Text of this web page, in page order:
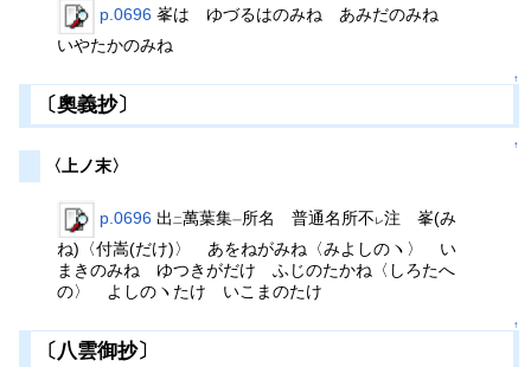
p.0696 峯は ゆづるはのみね あみだのみね
いやたかのみね
↑
〔奧義抄〕
↑
〈上ノ末〉
p.0696 出 二萬葉集一所名 普通名所不 レ注 峯(み
ね)〈付嵩(だけ)〉 あをねがみね〈みよしのヽ〉 い
まきのみね ゆつきがだけ ふじのたかね〈しろたへ
の〉 よしのヽたけ いこまのたけ
↑
〔八雲御抄〕